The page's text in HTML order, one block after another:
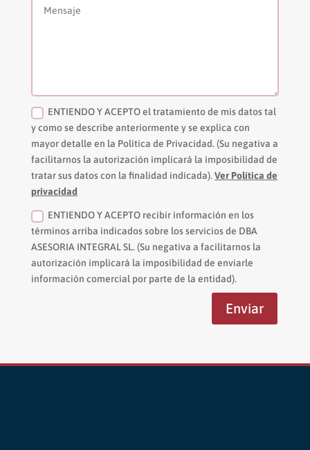
ENTIENDO Y ACEPTO el tratamiento de mis datos tal
y como se describe anteriormente y se explica con
mayor detalle en la Política de Privacidad. (Su negativa a
facilitarnos la autorización implicará la imposibilidad de
tratar sus datos con la finalidad indicada).Ver Política de
privacidad
ENTIENDO Y ACEPTO recibir información en los
términos arriba indicados sobre los servicios de DBA
ASESORIA INTEGRAL SL. (Su negativa a facilitarnos la
autorización implicará la imposibilidad de enviarle
información comercial por parte de la entidad).
Enviar